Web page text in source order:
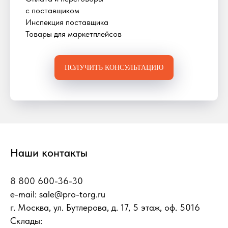
с поставщиком
Инспекция поставщика
Товары для маркетплейсов
ПОЛУЧИТЬ КОНСУЛЬТАЦИЮ
Наши контакты
8 800 600-36-30
e-mail: sale@pro-torg.ru
г. Москва, ул. Бутлерова, д. 17, 5 этаж, оф. 5016
Склады: